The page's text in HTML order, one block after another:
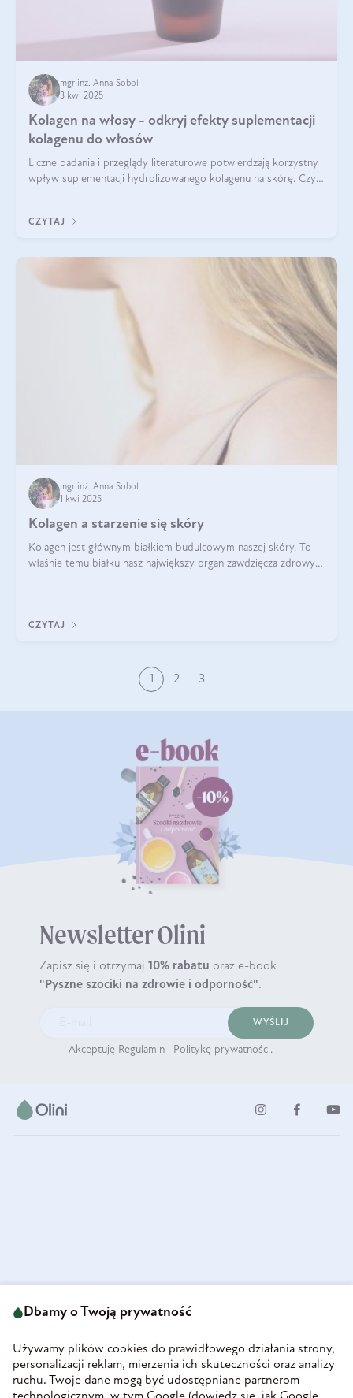
mgr inż. Anna Sobol
3 kwi 2025
Kolagen na włosy - odkryj efekty suplementacji
kolagenu do włosów
Liczne badania i przeglądy literaturowe potwierdzają korzystny
wpływ suplementacji hydrolizowanego kolagenu na skórę. Czy
CZYTAJ
mgr inż. Anna Sobol
1 kwi 2025
Kolagen a starzenie się skóry
Kolagen jest głównym białkiem budulcowym naszej skóry. To
właśnie temu białku nasz największy organ zawdzięcza zdrowy
CZYTAJ
1 2 3
Newsletter Olini
Zapisz się i otrzymaj 10% rabatu oraz e-book
"Pyszne szociki na zdrowie i odporność".
WYŚLIJ
Akceptuję Regulamin i Politykę prywatności.
58-160 Świebodzice
REGON 890213034
INFORMACJE
Dbamy o Twoją prywatność
Używamy plików cookies do prawidłowego działania strony,
personalizacji reklam, mierzenia ich skuteczności oraz analizy
ruchu. Twoje dane mogą być udostępniane partnerom